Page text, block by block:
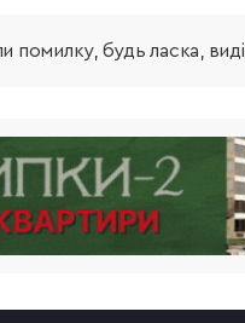
помилку, будь ласка,